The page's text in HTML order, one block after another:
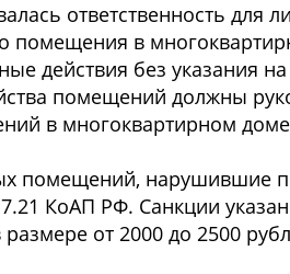
ответственность для
помещения в
действия без
помещений должны
в многоквартирном
помещений, нарушившие
КоАП РФ. Санкции
от 2000 до 2500